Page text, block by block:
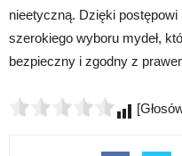
nieetyczną. Dzięki
szerokiego wyboru mydeł,
bezpieczny i zgodny z